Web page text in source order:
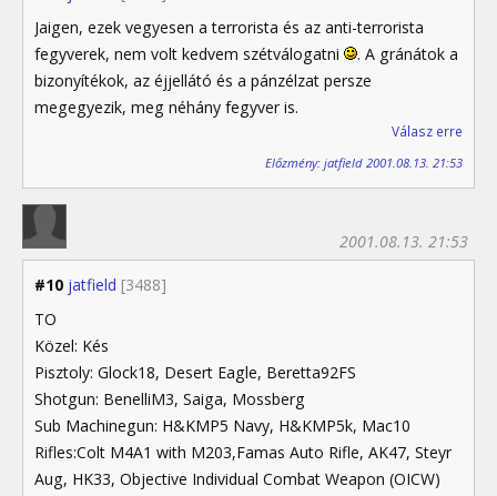
Jaigen, ezek vegyesen a terrorista és az anti-terrorista
fegyverek, nem volt kedvem szétválogatni
. A gránátok a
bizonyítékok, az éjjellátó és a pánzélzat persze
megegyezik, meg néhány fegyver is.
Válasz erre
Előzmény: jatfield 2001.08.13. 21:53
#10 jatfield [3488]
2001.08.13. 21:53
TO
Közel: Kés
Pisztoly: Glock18, Desert Eagle, Beretta92FS
Shotgun: BenelliM3, Saiga, Mossberg
Sub Machinegun: H&KMP5 Navy, H&KMP5k, Mac10
Rifles:Colt M4A1 with M203,Famas Auto Rifle, AK47, Steyr
Aug, HK33, Objective Individual Combat Weapon (OICW)